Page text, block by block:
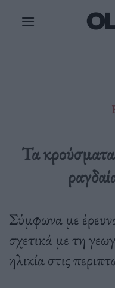
Τα κρούσματα
Σύμφωνα με
σχετικά με τη
ηλικία στις